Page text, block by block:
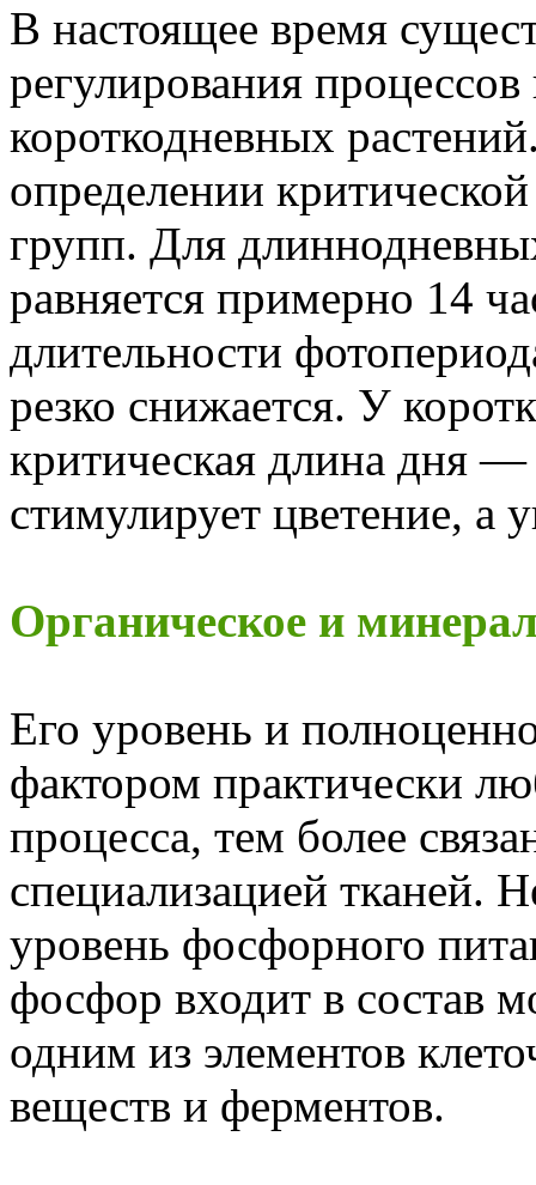
В настоящее время
регулирования
короткодневных
определении
групп. Для
равняется примерно 14
длительности
резко снижается. У
критическая длина дня
стимулирует цветение, а
Органическое и
Его уровень и
фактором практически
процесса, тем более
специализацией
уровень фосфорного
фосфор входит в состав
одним из элементов
веществ и ферментов.